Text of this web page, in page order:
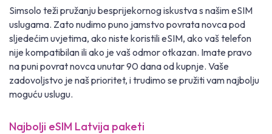
Simsolo teži pružanju besprijekornog iskustva s našim eSIM
uslugama. Zato nudimo puno jamstvo povrata novca pod
sljedećim uvjetima, ako niste koristili eSIM, ako vaš telefon
nije kompatibilan ili ako je vaš odmor otkazan. Imate pravo
na puni povrat novca unutar 90 dana od kupnje. Vaše
zadovoljstvo je naš prioritet, i trudimo se pružiti vam najbolju
moguću uslugu.
Najbolji eSIM Latvija paketi